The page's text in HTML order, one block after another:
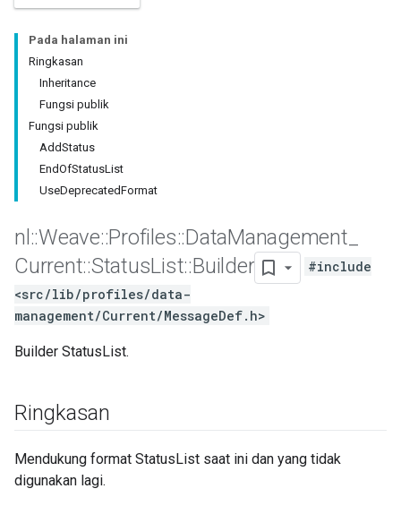
Pada halaman ini
Ringkasan
Inheritance
Fungsi publik
Fungsi publik
AddStatus
EndOfStatusList
UseDeprecatedFormat
nl ::Weave::Profiles::DataManagement
Current::StatusList::Builder
#include
<src/lib/profiles/data-
management/Current/MessageDef.h>
Builder StatusList.
Ringkasan
Mendukung format StatusList saat ini dan yang tidak
digunakan lagi.